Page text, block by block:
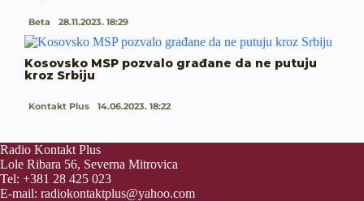
Beta 28.11.2023. 18:29
Kosovsko MSP pozvalo građane da ne putuju
kroz Srbiju
Kontakt Plus 14.06.2023. 18:22
Radio Kontakt Plus
Lole Ribara 56, Severna Mitrovica
Tel: +381 28 425 023
E-mail: radiokontaktplus@yahoo.com